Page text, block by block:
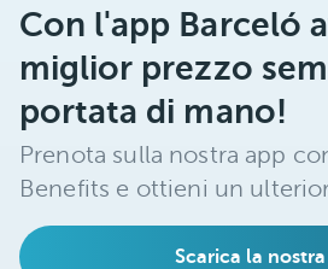
Con l'app Barceló
miglior prezzo
portata di mano!
Prenota sulla nostra app
Benefits e ottieni un
Scarica la